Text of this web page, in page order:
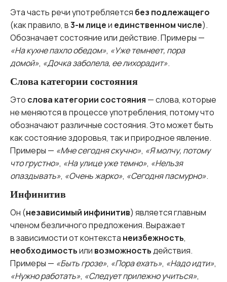
Эта часть речи употребляется без подлежащего
(как правило, в3-м лицеи единственном числе).
Обозначает состояние или действие. Примеры —
«На кухне пахло обедом», «Уже темнеет, пора
домой», «Дочка заболела, ее лихорадит».
Слова категории состояния
Это слова категории состояния — слова, которые
не меняются в процессе употребления, потому что
обозначают различные состояния. Это может быть
как состояние здоровья, так и природное явление.
Примеры — «Мне сегодня скучно», «Я молчу, потому
что грустно», «На улице уже темно», «Нельзя
опаздывать», «Очень жарко», «Сегодня пасмурно».
Инфинитив
Он (независимый инфинитив) является главным
членом безличного предложения. Выражает
в зависимости от контекста неизбежность,
необходимостьили возможностьдействия.
Примеры — «Быть грозе», «Пора ехать», «Надо идти»,
«Нужно работать», «Следует прилежно учиться»,